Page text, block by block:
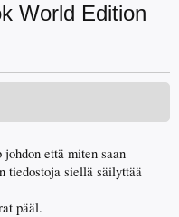
World Edition
että miten saan
tiedostoja siellä säilyttää
pääl.